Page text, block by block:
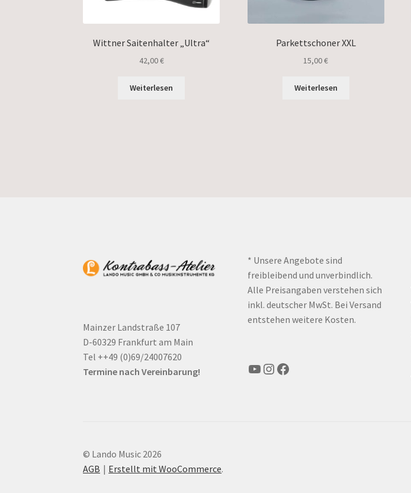
Wittner Saitenhalter „Ultra“
42,00€
Weiterlesen
Parkettschoner XXL
15,00€
Weiterlesen
Mainzer Landstraße 107
D-60329 Frankfurt am Main
Tel ++49 (0)69/24007620
Termine nach Vereinbarung!
* Unsere Angebote sind
freibleibend und unverbindlich.
Alle Preisangaben verstehen sich
inkl. deutscher MwSt. Bei Versand
entstehen weitere Kosten.
YouTube
Instagram
Facebook
© Lando Music 2026
AGB
Erstellt mit WooCommerce.